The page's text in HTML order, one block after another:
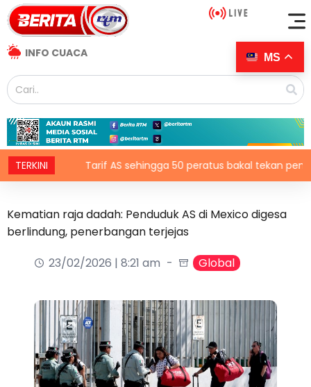
INFO CUACA
TERKINITarif AS sehingga 50 peratus bakal tekan pengguna,
Kematian raja dadah: Penduduk AS di Mexico digesa
berlindung, penerbangan terjejas
23/02/2026 | 8:21 am
Global
MS